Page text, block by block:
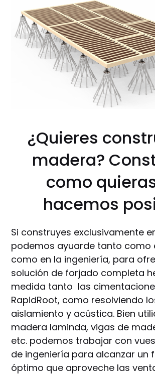
¿Quieres
madera?
como
hacemos
Si construyes exclusivamente
podemos ayuarde tanto como
como en la ingeniería, para
solución de forjado completa
medida tanto las
RapidRoot, como resolviendo
aislamiento y acústica. Bien
madera laminda, vigas de
etc. podemos trabajar con
de ingeniería para alcanzar un
óptimo que aproveche las